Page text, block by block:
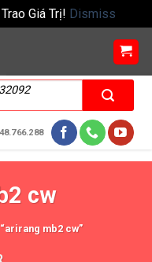
Giá Trị! Dismiss
cw
mb2 cw”